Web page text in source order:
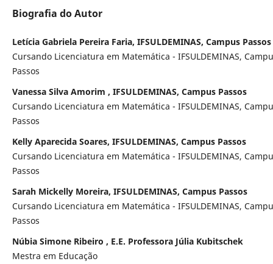
Biografia do Autor
Letícia Gabriela Pereira Faria, IFSULDEMINAS, Campus Passos
Cursando Licenciatura em Matemática - IFSULDEMINAS,
Passos
Vanessa Silva Amorim , IFSULDEMINAS, Campus Passos
Cursando Licenciatura em Matemática - IFSULDEMINAS,
Passos
Kelly Aparecida Soares, IFSULDEMINAS, Campus Passos
Cursando Licenciatura em Matemática - IFSULDEMINAS,
Passos
Sarah Mickelly Moreira, IFSULDEMINAS, Campus Passos
Cursando Licenciatura em Matemática - IFSULDEMINAS,
Passos
Núbia Simone Ribeiro , E.E. Professora Júlia Kubitschek
Mestra em Educação